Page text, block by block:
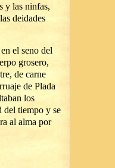
y las ninfas,
deidades
el seno del
grosero,
de carne
de Plada
los
del tiempo y se
al alma por